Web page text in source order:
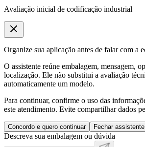
Avaliação inicial de codificação industrial
Organize sua aplicação antes de falar com a
O assistente reúne embalagem, mensagem,
localização. Ele não substitui a avaliação
automaticamente um modelo.
Para continuar, confirme o uso das
este atendimento. Evite compartilhar dados
Concordo e quero continuar Fechar assistente
Descreva sua embalagem ou dúvida